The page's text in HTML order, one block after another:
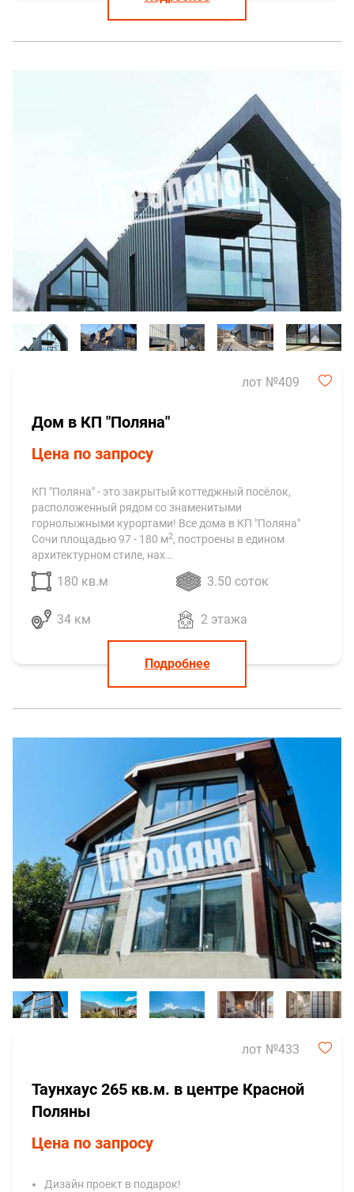
лот №409
Дом в КП "Поляна"
Цена по запросу
КП "Поляна" - это закрытый коттеджный посёлок,
расположенный рядом со знаменитыми
горнолыжными курортами! Все дома в КП "Поляна"
Сочи площадью 97 - 180 м2, построены в едином
архитектурном стиле, нах…
180 кв.м 3.50 соток
34 км 2 этажа
Подробнее
лот №433
Таунхаус 265 кв.м. в центре Красной
Поляны
Цена по запросу
Дизайн проект в подарок!